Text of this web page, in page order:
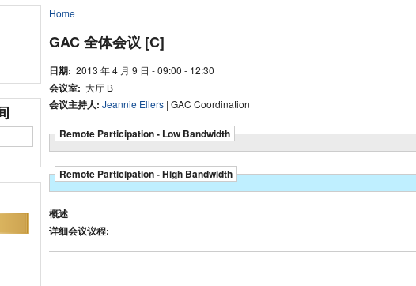
Home
GAC 全体会议 [C]
日期: 2013 年 4 月 9 日 - 09:00 - 12:30
会议室: 大厅 B
会议主持人: Jeannie Ellers | GAC Coordination
Remote Participation - Low Bandwidth
Remote Participation - High Bandwidth
概述
详细会议议程: